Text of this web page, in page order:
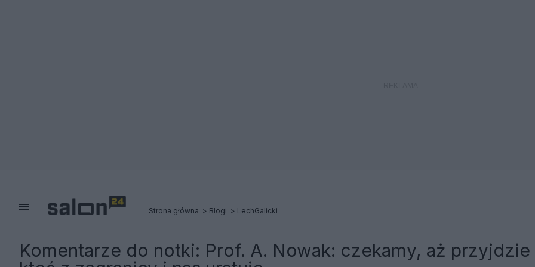
Strona główna Blogi LechGalicki
Komentarze do notki: Prof. A. Nowak: czekamy, aż przyjdzie